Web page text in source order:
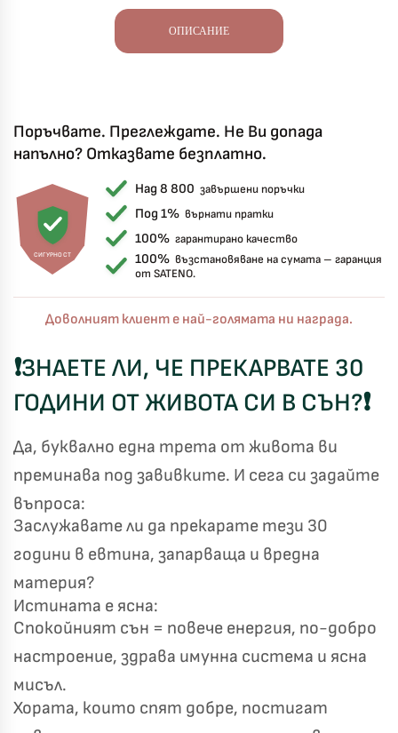
ОПИСАНИЕ
Поръчвате. Преглеждате. Не Ви допада
напълно? Отказвате безплатно.
СИГУРНОСТ
Над 8 800 завършени поръчки
Под 1% върнати пратки
100% гарантирано качество
100% възстановяване на сумата – гаранция
от SATENO.
Доволният клиент е най-голямата ни награда.
❗ЗНАЕТЕ ЛИ, ЧЕ ПРЕКАРВАТЕ 30
ГОДИНИ ОТ ЖИВОТА СИ В СЪН?❗
Да, буквално една трета от живота ви
преминава под завивките. И сега си задайте
въпроса:
Заслужавате ли да прекарате тези 30
години в евтина, запарваща и вредна
материя?
Истината е ясна:
Спокойният сън = повече енергия, по-добро
настроение, здрава имунна система и ясна
мисъл.
Хората, които спят добре, постигат